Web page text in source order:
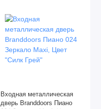
Входная металлическая
дверь Branddoors Пиано